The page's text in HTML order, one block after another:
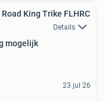
King Trike FLHRC
Details
mogelijk
23 jul 26